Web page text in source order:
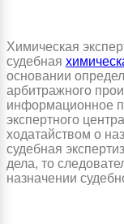
Химическая
судебная
основании
арбитражного
информационное
экспертного центра
ходатайством о
судебная
дела, то
назначении